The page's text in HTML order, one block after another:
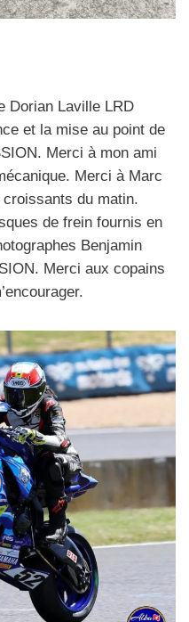
Dorian Laville LRD
et la mise au point de
Merci à mon ami
Merci à Marc
du matin.
de frein fournis en
Benjamin
Merci aux copains